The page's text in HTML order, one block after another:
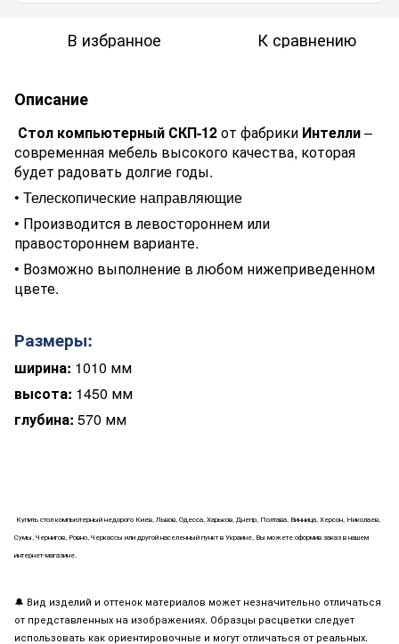
В избранное К сравнению
Описание
Стол компьютерный СКП-12от фабрики Интелли–
современная мебель высокого качества, которая
будет радовать долгие годы.
• Телескопические направляющие
• Производится в левостороннем или
правостороннем варианте.
• Возможно выполнение в любом нижеприведенном
цвете.
Размеры:
ширина: 1010 мм
высота: 1450 мм
глубина: 570 мм
Купитьстол компьютерныйнедорого Киев, Львов, Одесса, Харьков, Днепр, Полтава, Винница, Херсон, Николаев,
Сумы, Чернигов, Ровно, Черкассы или другой населенный пункт в Украине, Вы можете оформив заказ в нашем
интернет-магазине.
🔔 Вид изделий и оттенок материалов может незначительно отличаться
от представленных на изображениях. Образцы расцветки следует
использовать как ориентировочные и могут отличаться от реальных.